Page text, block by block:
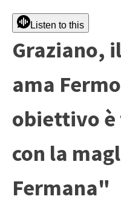
Listen to this
Graziano,
ama
obiettivo è
con la
Fermana"